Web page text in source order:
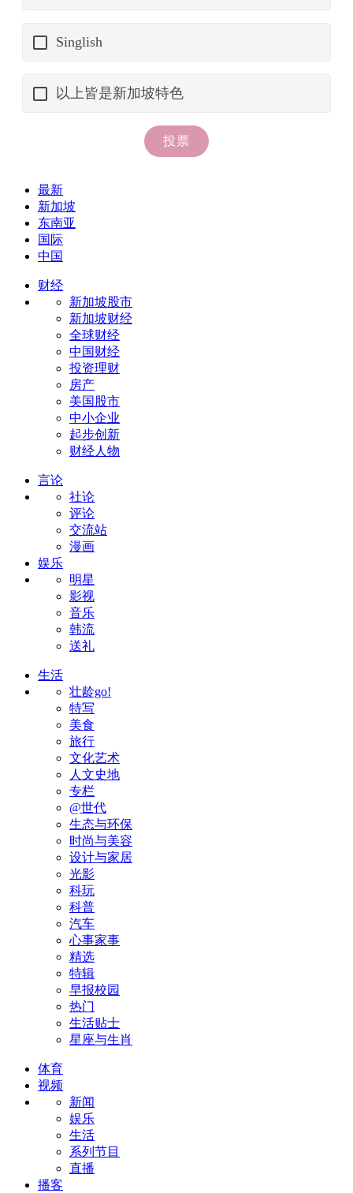
最新
新加坡
东南亚
国际
中国
财经
新加坡股市
新加坡财经
全球财经
中国财经
投资理财
房产
美国股市
中小企业
起步创新
财经人物
言论
社论
评论
交流站
漫画
娱乐
明星
影视
音乐
韩流
送礼
生活
壮龄go!
特写
美食
旅行
文化艺术
人文史地
专栏
@世代
生态与环保
时尚与美容
设计与家居
光影
科玩
科普
汽车
心事家事
精选
特辑
早报校园
热门
生活贴士
星座与生肖
体育
视频
新闻
娱乐
生活
系列节目
直播
播客